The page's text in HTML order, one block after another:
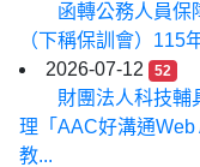
函轉公務人員保
（下稱保訓會）115
2026-07-12
52
財團法人科技輔
理「AAC好溝通Web
教...